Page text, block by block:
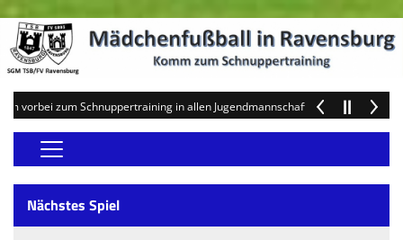
zum Schnuppertraining in allen Jugendmannschaften und werde Teil
Home
Schnuppertraining Mädchen
Nächstes Spiel